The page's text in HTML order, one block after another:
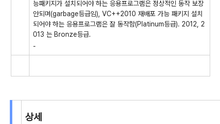
능패키지가 설치되어야 하는 응용프로그램은 정상적인 동작 보장
안되며(garbage등급임), VC++2010 재배포 가능 패키지 설치
되어야 하는 응용프로그램은 잘 동작함(Platinum등급). 2012, 2
013 는 Bronze등급.
-
상세